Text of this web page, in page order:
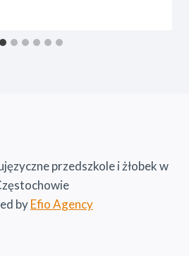
przedszkole i żłobek w
byEfio Agency